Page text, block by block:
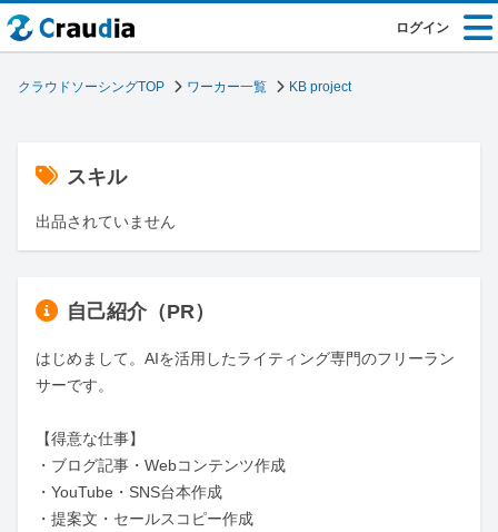
ログイン
クラウドソーシングTOP ワーカー一覧 KB project
スキル
出品されていません
自己紹介（PR）
はじめまして。AIを活用したライティング専門のフリーラン
サーです。
【得意な仕事】
・ブログ記事・Webコンテンツ作成
・YouTube・SNS台本作成
・提案文・セールスコピー作成